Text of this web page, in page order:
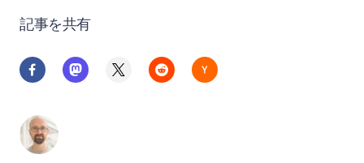
記事を共有